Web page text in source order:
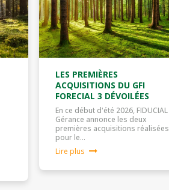
LES PREMIÈRES
ACQUISITIONS DU GFI
FORECIAL 3 DÉVOILÉES
En ce début d'été 2026, FIDUCIAL
Gérance annonce les deux
premières acquisitions réalisées
pour le…
Lire plus